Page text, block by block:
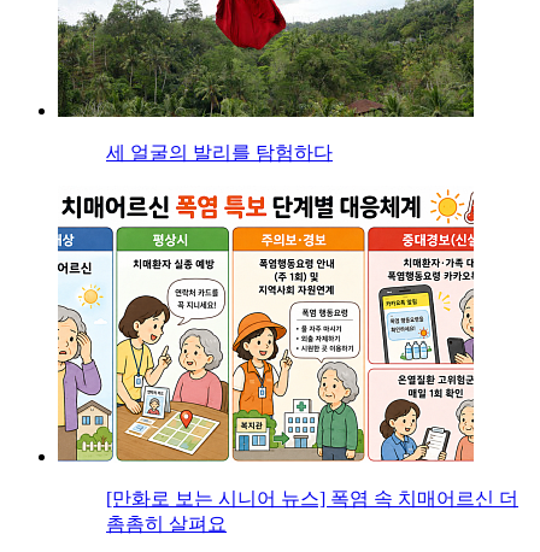
세 얼굴의 발리를 탐험하다
[만화로 보는 시니어 뉴스] 폭염 속 치매어르신 더
촘촘히 살펴요